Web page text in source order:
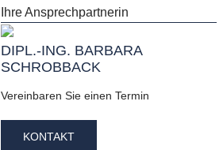
Ihre Ansprechpartnerin
DIPL.-ING. BARBARA
SCHROBBACK
Vereinbaren Sie einen Termin
KONTAKT